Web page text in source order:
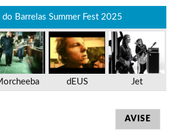
do Barrelas Summer Fest 2025
dEUS Jet
AVISE